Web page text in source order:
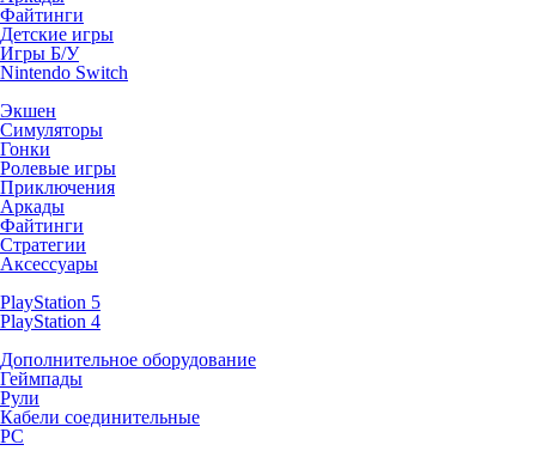
Файтинги
Детские игры
Игры Б/У
Nintendo Switch
Экшен
Симуляторы
Гонки
Ролевые игры
Приключения
Аркады
Файтинги
Стратегии
Аксессуары
PlayStation 5
PlayStation 4
Дополнительное оборудование
Геймпады
Рули
Кабели соединительные
PC